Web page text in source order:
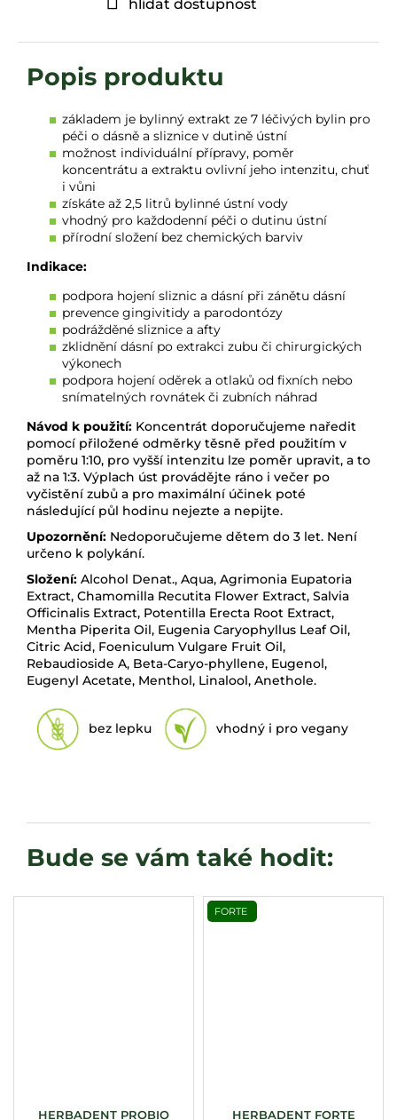
hlídat dostupnost
základem je bylinný extrakt ze 7 léčivých bylin pro
péči o dásně a sliznice v dutině ústní
možnost individuální přípravy, poměr
koncentrátu a extraktu ovlivní jeho intenzitu, chuť
i vůni
získáte až 2,5 litrů bylinné ústní vody
vhodný pro každodenní péči o dutinu ústní
přírodní složení bez chemických barviv
Indikace:
podpora hojení sliznic a dásní při zánětu dásní
prevence gingivitidy a parodontózy
podrážděné sliznice a afty
zklidnění dásní po extrakci zubu či chirurgických
výkonech
podpora hojení oděrek a otlaků od fixních nebo
snímatelných rovnátek či zubních náhrad
Návod k použití: Koncentrát doporučujeme naředit
pomocí přiložené odměrky těsně před použitím v
poměru 1:10, pro vyšší intenzitu lze poměr upravit, a to
až na 1:3. Výplach úst provádějte ráno i večer po
vyčistění zubů a pro maximální účinek poté
následující půl hodinu nejezte a nepijte.
Upozornění: Nedoporučujeme dětem do 3 let. Není
určeno k polykání.
Složení: Alcohol Denat., Aqua, Agrimonia Eupatoria
Extract, Chamomilla Recutita Flower Extract, Salvia
Officinalis Extract, Potentilla Erecta Root Extract,
Mentha Piperita Oil, Eugenia Caryophyllus Leaf Oil,
Citric Acid, Foeniculum Vulgare Fruit Oil,
Rebaudioside A, Beta-Caryo-phyllene, Eugenol,
Eugenyl Acetate, Menthol, Linalool, Anethole.
bez lepku vhodný i pro vegany
HERBADENT PROBIO
FORTE
HERBADENT FORTE